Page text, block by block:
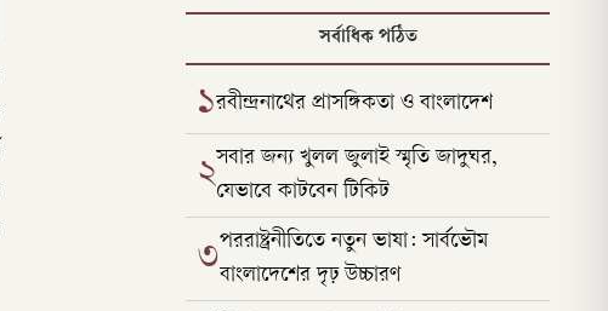
সর্বাধিক পঠিত
১রবীন্দ্রনাথের প্রাসঙ্গিকতা ও বাংলাদেশ
২সবার জন্য খুলল জুলাই স্মৃতি জাদুঘর,
যেভাবে কাটবেন টিকিট
৩পররাষ্ট্রনীতিতে নতুন ভাষা: সার্বভৌম
বাংলাদেশের দৃঢ় উচ্চারণ